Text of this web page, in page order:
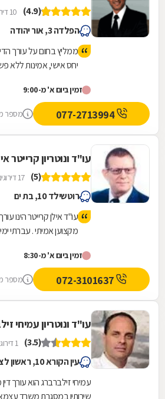
(4.9) 10 דירוגים
הפלדה 3, אור יהודה
ממליץ בחום על עורך
יחס אישי, אמינות ללא
זמין ביום א' מ-9:00
077-2713994 מספר
עו"ד ונוטריון קרייטר
(5) 17 דירוגים
רוטשילד 10, בת ים
עו"ד אילן קרייטר הינו
מקצוען אמיתי . עברתי
מלא במקרה. היה זמין
שיגרתיות ואפילו בשבת
נתן לי שקט ורוגע נפשי
וסוערים. אילן
ולכל כך הרבה אנשים .
זמין ביום א' מ-8:30
מספר
עו"ד ונוטריון עמיחי
(3.5) 1 דירוגים
עין הקורא 10, ראשון לציון
עמיחי זילברברג הוא עורך
שירותיו במסגרת משרד